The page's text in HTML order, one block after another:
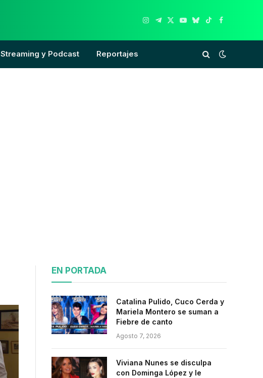
Instagram
Telegram
X
YouTube
Bluesky
TikTokFacebook
Streaming y Podcast Reportajes
EN PORTADA
Catalina Pulido, Cuco Cerda y
Mariela Montero se suman a
Fiebre de canto
Agosto 7, 2026
Viviana Nunes se disculpa
con Dominga López y le